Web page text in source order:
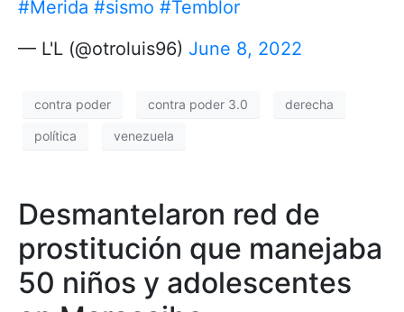
#Merida #sismo #Temblor
— L'L (@otroluis96) June 8, 2022
contra poder contra poder 3.0 derecha
política venezuela
Desmantelaron red de
prostitución que manejaba
50 niños y adolescentes